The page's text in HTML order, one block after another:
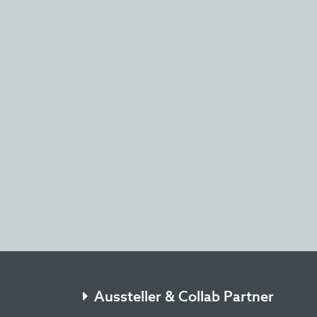
Aussteller & Collab Partner